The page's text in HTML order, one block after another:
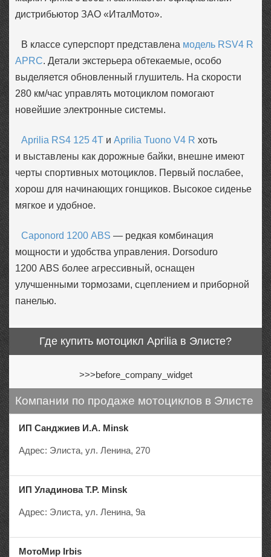
дистрибьютор ЗАО «ИталМото».
В классе суперспорт представлена модель RSV4 R
APRC. Детали экстерьера обтекаемые, особо
выделяется обновленный глушитель. На скорости
280 км/час управлять мотоциклом помогают
новейшие электронные системы.
Aprilia RS4 125 4Т и Aprilia Tuono V4 R хоть
и выставлены как дорожные байки, внешне имеют
черты спортивных мотоциклов. Первый послабее,
хорош для начинающих гонщиков. Высокое сиденье
мягкое и удобное.
Caponord 1200 ABS — редкая комбинация
мощности и удобства управления. Dorsoduro
1200 ABS более агрессивный, оснащен
улучшенными тормозами, сцеплением и приборной
панелью.
Где купить мотоцикл Aprilia в Элисте?
>>>before_company_widget
Компании по продаже мотоциклов в Элисте
ИП Санджиев И.А. Minsk
Адрес: Элиста, ул. Ленина, 270
ИП Уладинова Т.Р. Minsk
Адрес: Элиста, ул. Ленина, 9а
МотоМир Irbis